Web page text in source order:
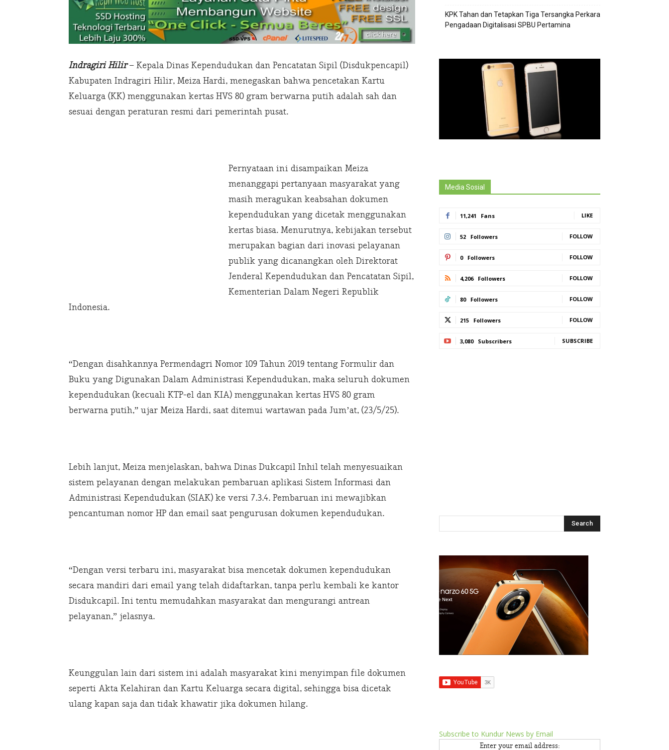
Indragiri Hilir – Kepala Dinas Kependudukan dan Pencatatan Sipil (Disdukpencapil)
Kabupaten Indragiri Hilir, Meiza Hardi, menegaskan bahwa pencetakan Kartu
Keluarga (KK) menggunakan kertas HVS 80 gram berwarna putih adalah sah dan
sesuai dengan peraturan resmi dari pemerintah pusat.
Pernyataan ini disampaikan Meiza
menanggapi pertanyaan masyarakat yang
masih meragukan keabsahan dokumen
kependudukan yang dicetak menggunakan
kertas biasa. Menurutnya, kebijakan tersebut
merupakan bagian dari inovasi pelayanan
publik yang dicanangkan oleh Direktorat
Jenderal Kependudukan dan Pencatatan Sipil,
Kementerian Dalam Negeri Republik
Indonesia.
“Dengan disahkannya Permendagri Nomor 109 Tahun 2019 tentang Formulir dan
Buku yang Digunakan Dalam Administrasi Kependudukan, maka seluruh dokumen
kependudukan (kecuali KTP-el dan KIA) menggunakan kertas HVS 80 gram
berwarna putih,” ujar Meiza Hardi, saat ditemui wartawan pada Jum’at, (23/5/25).
Lebih lanjut, Meiza menjelaskan, bahwa Dinas Dukcapil Inhil telah menyesuaikan
sistem pelayanan dengan melakukan pembaruan aplikasi Sistem Informasi dan
Administrasi Kependudukan (SIAK) ke versi 7.3.4. Pembaruan ini mewajibkan
pencantuman nomor HP dan email saat pengurusan dokumen kependudukan.
“Dengan versi terbaru ini, masyarakat bisa mencetak dokumen kependudukan
secara mandiri dari email yang telah didaftarkan, tanpa perlu kembali ke kantor
Disdukcapil. Ini tentu memudahkan masyarakat dan mengurangi antrean
pelayanan,” jelasnya.
Keunggulan lain dari sistem ini adalah masyarakat kini menyimpan file dokumen
seperti Akta Kelahiran dan Kartu Keluarga secara digital, sehingga bisa dicetak
ulang kapan saja dan tidak khawatir jika dokumen hilang.
KPK Tahan dan Tetapkan Tiga Tersangka Perkara
Pengadaan Digitalisasi SPBU Pertamina
Media Sosial
11,241 Fans LIKE
52 Followers FOLLOW
0 Followers FOLLOW
4,206 Followers FOLLOW
80 Followers FOLLOW
215 Followers FOLLOW
3,080 Subscribers SUBSCRIBE
Subscribe to Kundur News by Email
Enter your email address: